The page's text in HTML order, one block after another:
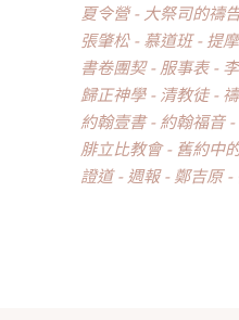
夏令營
大祭司的禱
張肇松
慕道班 提
書卷團契
服事表
歸正神學
清教徒
約翰壹書
約翰福音
腓立比教會
舊約中
證道
週報 鄭吉原